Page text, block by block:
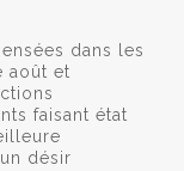
dans les
août et
faisant état
désir